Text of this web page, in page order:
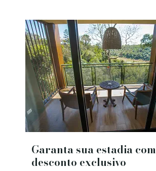
Garanta sua estadia com
desconto exclusivo